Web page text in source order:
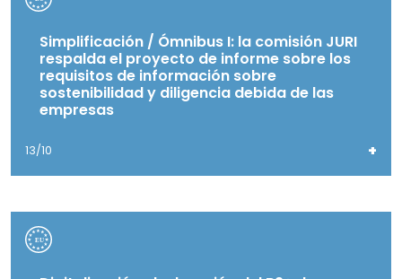
Simplificación / Ómnibus I: la comisión JURI
respalda el proyecto de informe sobre los
requisitos de información sobre
sostenibilidad y diligencia debida de las
empresas
13/10 +